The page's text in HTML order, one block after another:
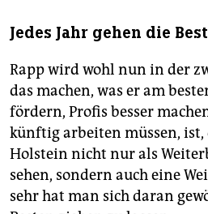
Jedes Jahr gehen die
Rapp wird wohl nun in der
das machen, was er am
fördern, Profis besser
künftig arbeiten müssen, ist,
Holstein nicht nur als
sehen, sondern auch eine
sehr hat man sich daran